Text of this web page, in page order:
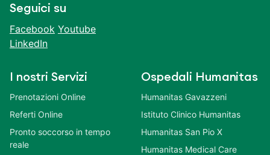
Seguici su
Facebook Youtube
LinkedIn
I nostri Servizi
Prenotazioni Online
Referti Online
Pronto soccorso in tempo
reale
Ospedali Humanitas
Humanitas Gavazzeni
Istituto Clinico Humanitas
Humanitas San Pio X
Humanitas Medical Care